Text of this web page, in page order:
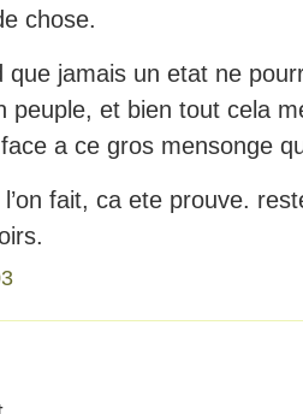
chose.
que jamais un etat ne
peuple, et bien tout cela
a ce gros mensonge
fait, ca ete prouve.